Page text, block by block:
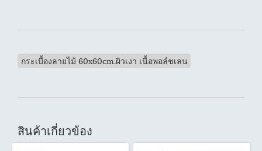
กระเบื้องลายไม้ 60x60cm.ผิวเงา เนื้อพอล์ชเลน
สินค้าเกี่ยวข้อง